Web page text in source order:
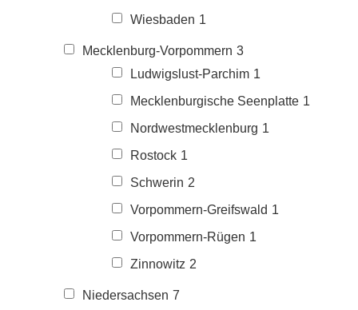
Wiesbaden 1
Mecklenburg-Vorpommern 3
Ludwigslust-Parchim 1
Mecklenburgische Seenplatte 1
Nordwestmecklenburg 1
Rostock 1
Schwerin 2
Vorpommern-Greifswald 1
Vorpommern-Rügen 1
Zinnowitz 2
Niedersachsen 7